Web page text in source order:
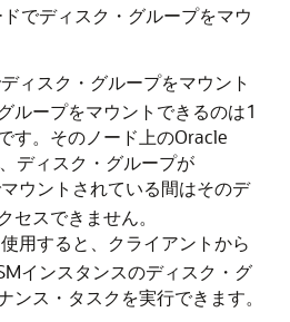
でディスク・グループをマウ
ィスク・グループをマウント
ループをマウントできるのは1
す。そのノード上のOracle
ディスク・グループが
ウントされている間はそのデ
セスできません。
用すると、クライアントから
インスタンスのディスク・グ
ンス・タスクを実行できます。